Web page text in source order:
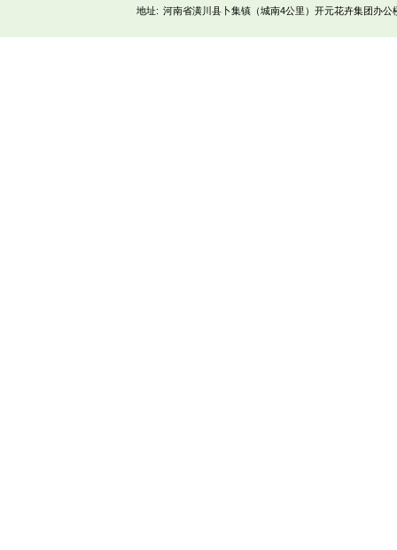
地址: 河南省潢川县卜集镇（城南4公里）开元花卉集团办公